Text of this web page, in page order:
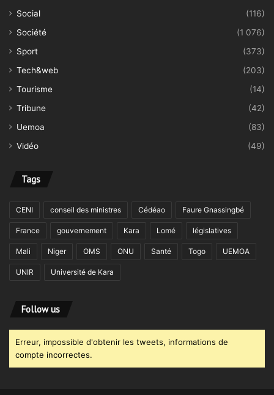
Social
(116)
Société
(1 076)
Sport
(373)
Tech&web
(203)
Tourisme
(14)
Tribune
(42)
Uemoa
(83)
Vidéo
(49)
Tags
CENI conseil des ministres Cédéao Faure Gnassingbé
France gouvernement Kara Lomé législatives
Mali Niger OMS ONU Santé Togo UEMOA
UNIR Université de Kara
Follow us
Erreur, impossible d'obtenir les tweets, informations de
compte incorrectes.